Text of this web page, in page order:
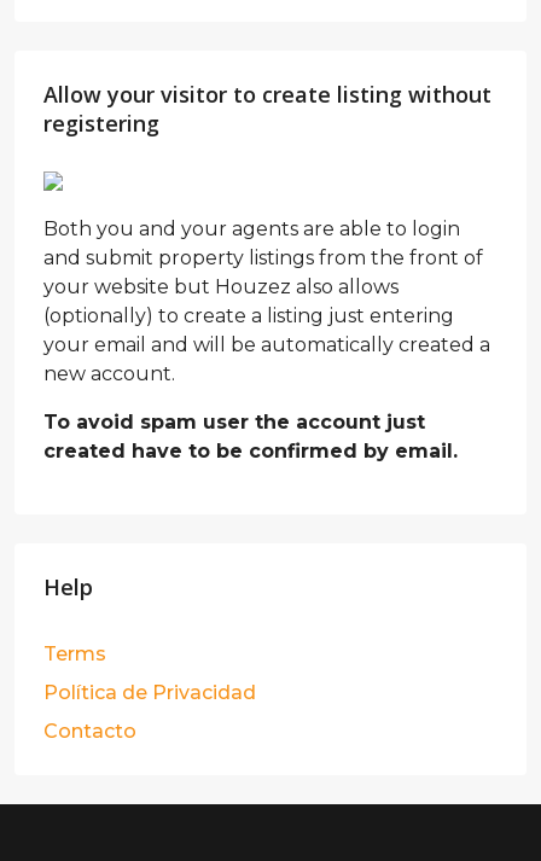
Allow your visitor to create listing without
registering
Both you and your agents are able to login
and submit property listings from the front of
your website but Houzez also allows
(optionally) to create a listing just entering
your email and will be automatically created a
new account.
To avoid spam user the account just
created have to be confirmed by email.
Help
Terms
Política de Privacidad
Contacto